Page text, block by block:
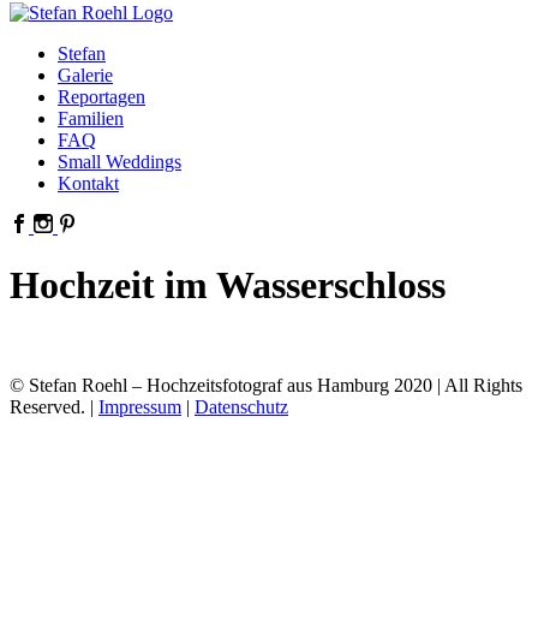
Stefan
Galerie
Reportagen
Familien
FAQ
Small Weddings
Kontakt
Hochzeit im Wasserschloss
© Stefan Roehl – Hochzeitsfotograf aus Hamburg 2020 | All Rights
Reserved. | Impressum | Datenschutz